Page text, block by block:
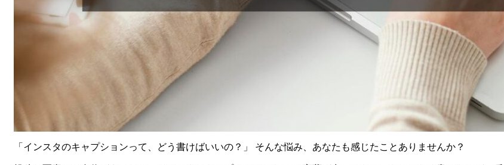
「インスタのキャプションって、どう書けばいいの？」 そんな悩み、あなたも感じたことありませんか？